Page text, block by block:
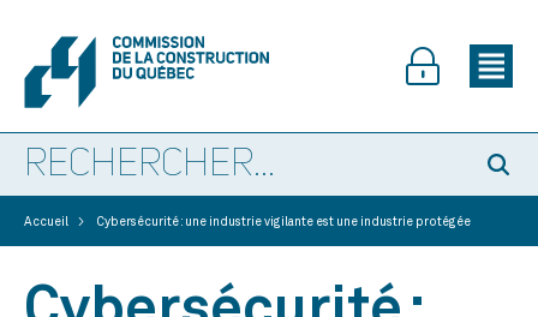
Accueil > Cybersécurité : une industrie vigilante est une industrie protégée